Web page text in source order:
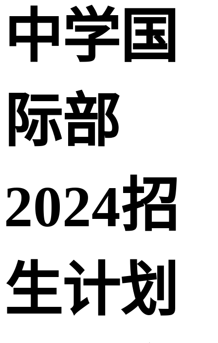
中学国
际部
2024招
生计划